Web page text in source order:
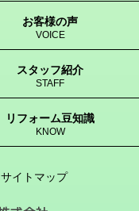
お客様の声
VOICE
スタッフ紹介
STAFF
リフォーム豆知識
KNOW
サイトマップ